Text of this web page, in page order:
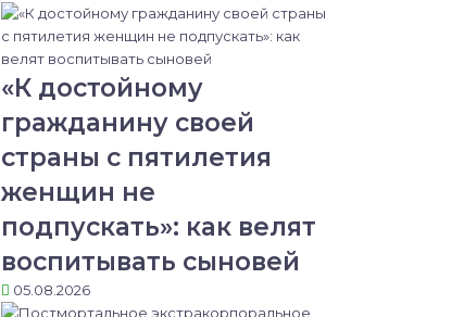
«К достойному
гражданину своей
страны с пятилетия
женщин не
подпускать»: как велят
воспитывать сыновей
05.08.2026